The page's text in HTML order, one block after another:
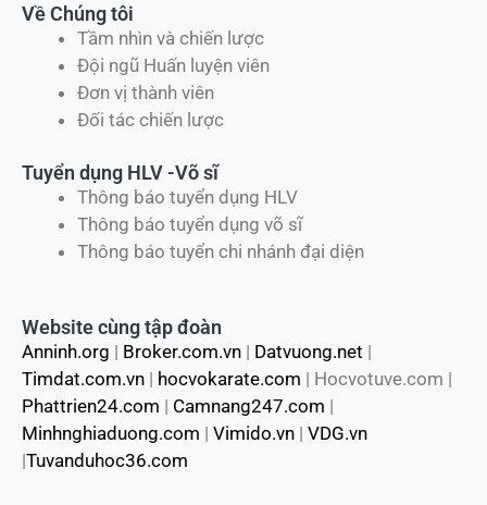
Về Chúng tôi
Tầm nhìn và chiến lược
Đội ngũ Huấn luyện viên
Đơn vị thành viên
Đối tác chiến lược
Tuyển dụng HLV -Võ sĩ
Thông báo tuyển dụng HLV
Thông báo tuyển dụng võ sĩ
Thông báo tuyển chi nhánh đại diện
Website cùng tập đoàn
Anninh.org | Broker.com.vn | Datvuong.net |
Timdat.com.vn | hocvokarate.com | Hocvotuve.com |
Phattrien24.com | Camnang247.com |
Minhnghiaduong.com | Vimido.vn | VDG.vn
|Tuvanduhoc36.com